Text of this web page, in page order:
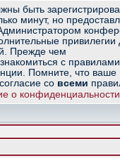
быть
минут, но
привилегии
Прежде чем
с
Помните, что ваше
со всеми
о конфиденциальности